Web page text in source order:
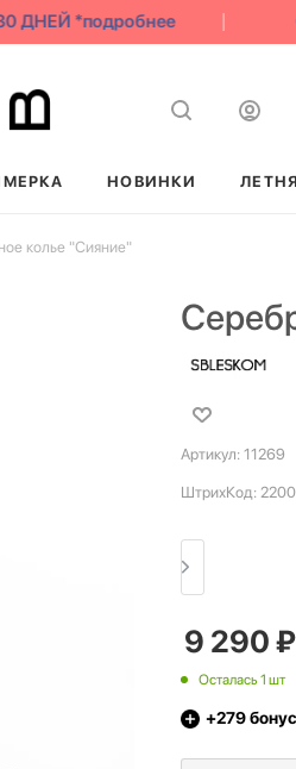
ДНЕЙ *подробнее
НОВИНКИ
колье "Сияние"
Артикул: 11269
ШтрихКод:
9 290₽
Осталась 1 шт
+279